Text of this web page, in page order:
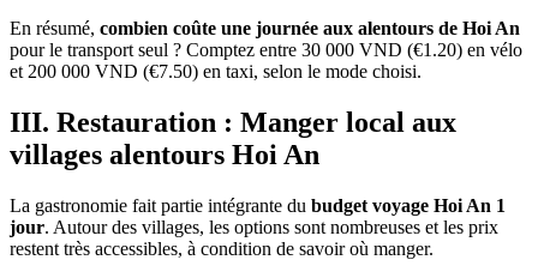
En résumé, combien coûte une journée aux alentours de Hoi An
pour le transport seul ? Comptez entre 30 000 VND (€1.20) en vélo
et 200 000 VND (€7.50) en taxi, selon le mode choisi.
III. Restauration : Manger local aux
villages alentours Hoi An
La gastronomie fait partie intégrante du budget voyage Hoi An 1
jour. Autour des villages, les options sont nombreuses et les prix
restent très accessibles, à condition de savoir où manger.